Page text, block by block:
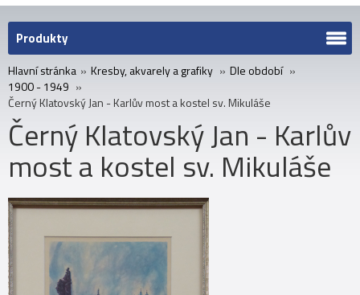
Produkty
Hlavní stránka » Kresby, akvarely a grafiky » Dle období »
1900 - 1949 »
Černý Klatovský Jan - Karlův most a kostel sv. Mikuláše
Černý Klatovský Jan - Karlův
most a kostel sv. Mikuláše